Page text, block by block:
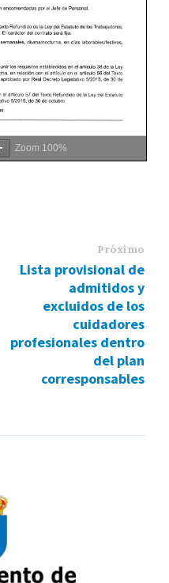
Zoom 100%
Próximo
Lista provisional de
admitidos y
excluidos de los
cuidadores
profesionales dentro
del plan
corresponsables